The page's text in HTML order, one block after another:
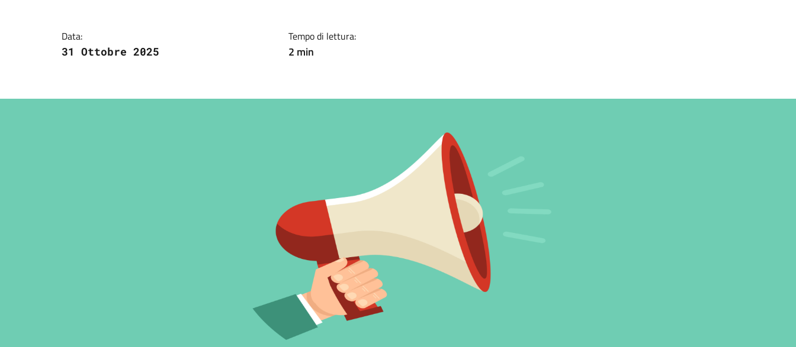
Data:
31 Ottobre 2025
Tempo di lettura:
2 min